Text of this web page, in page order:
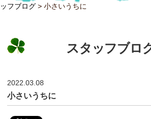
ッフブログ > 小さいうちに
スタッフブロ
2022.03.08
小さいうちに